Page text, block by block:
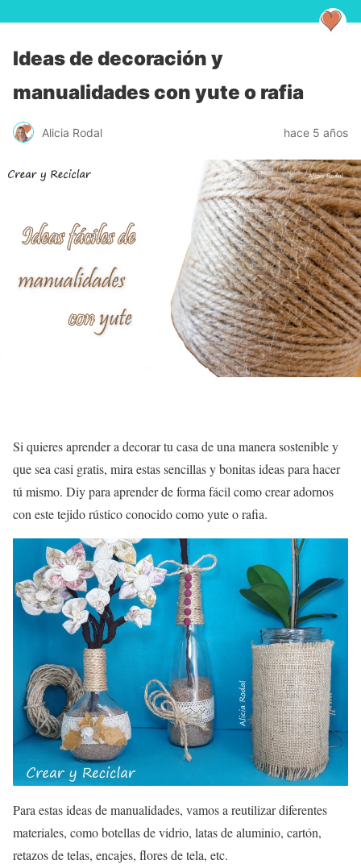
Ideas de decoración y
manualidades con yute o rafia
Alicia Rodal hace 5 años
Si quieres aprender a decorar tu casa de una manera sostenible y
que sea casi gratis, mira estas sencillas y bonitas ideas para hacer
tú mismo. Diy para aprender de forma fácil como crear adornos
con este tejido rústico conocido como yute o rafia.
Para estas ideas de manualidades, vamos a reutilizar diferentes
materiales, como botellas de vidrio, latas de aluminio, cartón,
retazos de telas, encajes, flores de tela, etc.